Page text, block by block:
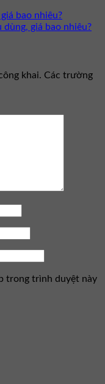
bao nhiêu?
giá bao nhiêu?
khai. Các trường
trong trình duyệt này